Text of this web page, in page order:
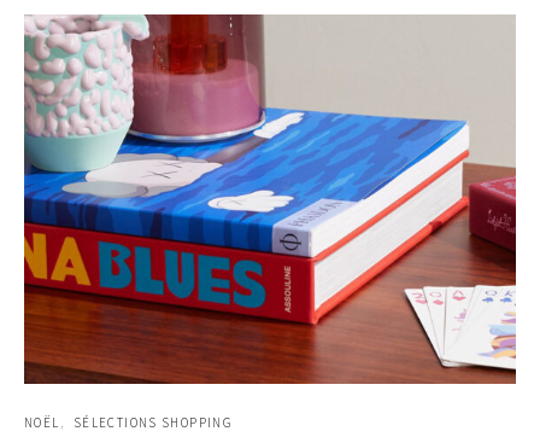
NOËL SÉLECTIONS SHOPPING